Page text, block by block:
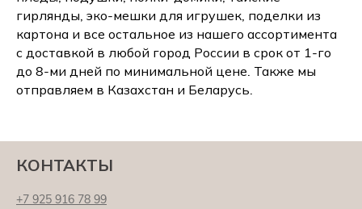
гирлянды, эко-мешки для игрушек, поделки из
картона и все остальное из нашего ассортимента
с доставкой в любой город России в срок от 1-го
до 8-ми дней по минимальной цене. Также мы
отправляем в Казахстан и Беларусь.
КОНТАКТЫ
+7 925 916 78 99